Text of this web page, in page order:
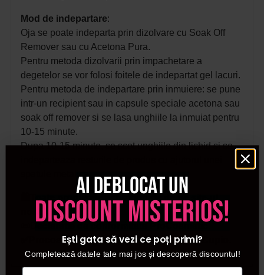
Mod de indepartare:
Oja se poate indeparta prin dizolvare cu Soak Off
Remover sau cu Acetona Pura.
Pentru metoda dizolvarii prin impachetare a
degetelor se vor folosi foitele de indepartat gel lacuri.
Pentru metoda de indepartare prin inmuiere: se pune
intr-un recipient sau in capsule speciale acetona sau
soak off remover si se lasa unghiile la inmuiat pentru
10-15 minute.
Dupa 10-15 minute, se scot unghiile din lichid si se
🛍️Toate produsele achizitionate de pe site-ul
nostru sunt originale.
✅Procosmetic este distribuitor autorizatCupio
Ai deblocat un
discount misterios!
Ești gata să vezi ce poți primi?
Completează datele tale mai jos și descoperă discountul!